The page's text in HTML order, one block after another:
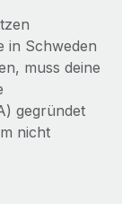
in Schweden
muss deine
gegründet
nicht